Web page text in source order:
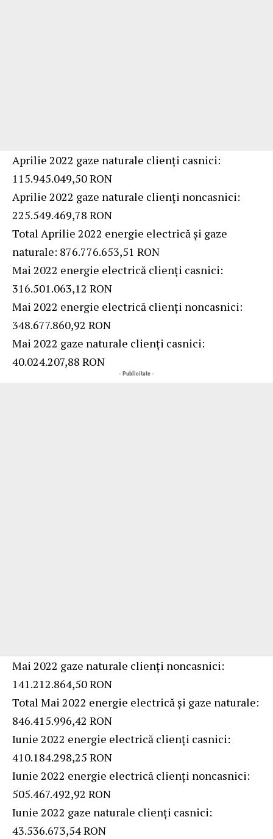
Aprilie 2022 gaze naturale clienți casnici:
115.945.049,50 RON
Aprilie 2022 gaze naturale clienți noncasnici:
225.549.469,78 RON
Total Aprilie 2022 energie electrică și gaze
naturale: 876.776.653,51 RON
Mai 2022 energie electrică clienți casnici:
316.501.063,12 RON
Mai 2022 energie electrică clienți noncasnici:
348.677.860,92 RON
Mai 2022 gaze naturale clienți casnici:
40.024.207,88 RON
- Publicitate -
Mai 2022 gaze naturale clienți noncasnici:
141.212.864,50 RON
Total Mai 2022 energie electrică și gaze naturale:
846.415.996,42 RON
Iunie 2022 energie electrică clienți casnici:
410.184.298,25 RON
Iunie 2022 energie electrică clienți noncasnici:
505.467.492,92 RON
Iunie 2022 gaze naturale clienți casnici:
43.536.673,54 RON